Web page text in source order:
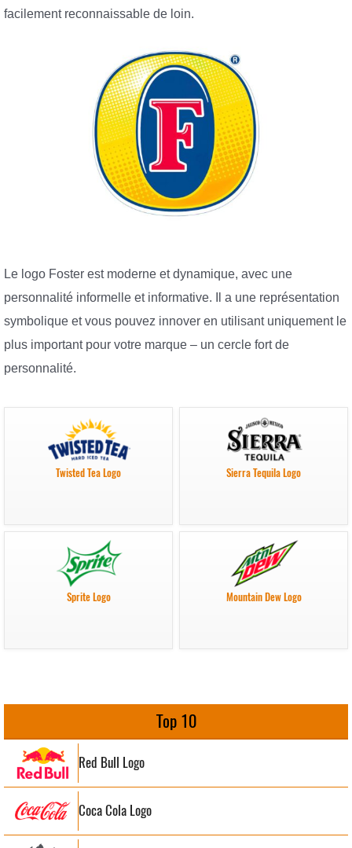
facilement reconnaissable de loin.
Le logo Foster est moderne et dynamique, avec une
personnalité informelle et informative. Il a une représentation
symbolique et vous pouvez innover en utilisant uniquement le
plus important pour votre marque – un cercle fort de
personnalité.
Twisted Tea Logo Sierra Tequila Logo
Sprite Logo Mountain Dew Logo
Top 10
Red Bull Logo
Coca Cola Logo